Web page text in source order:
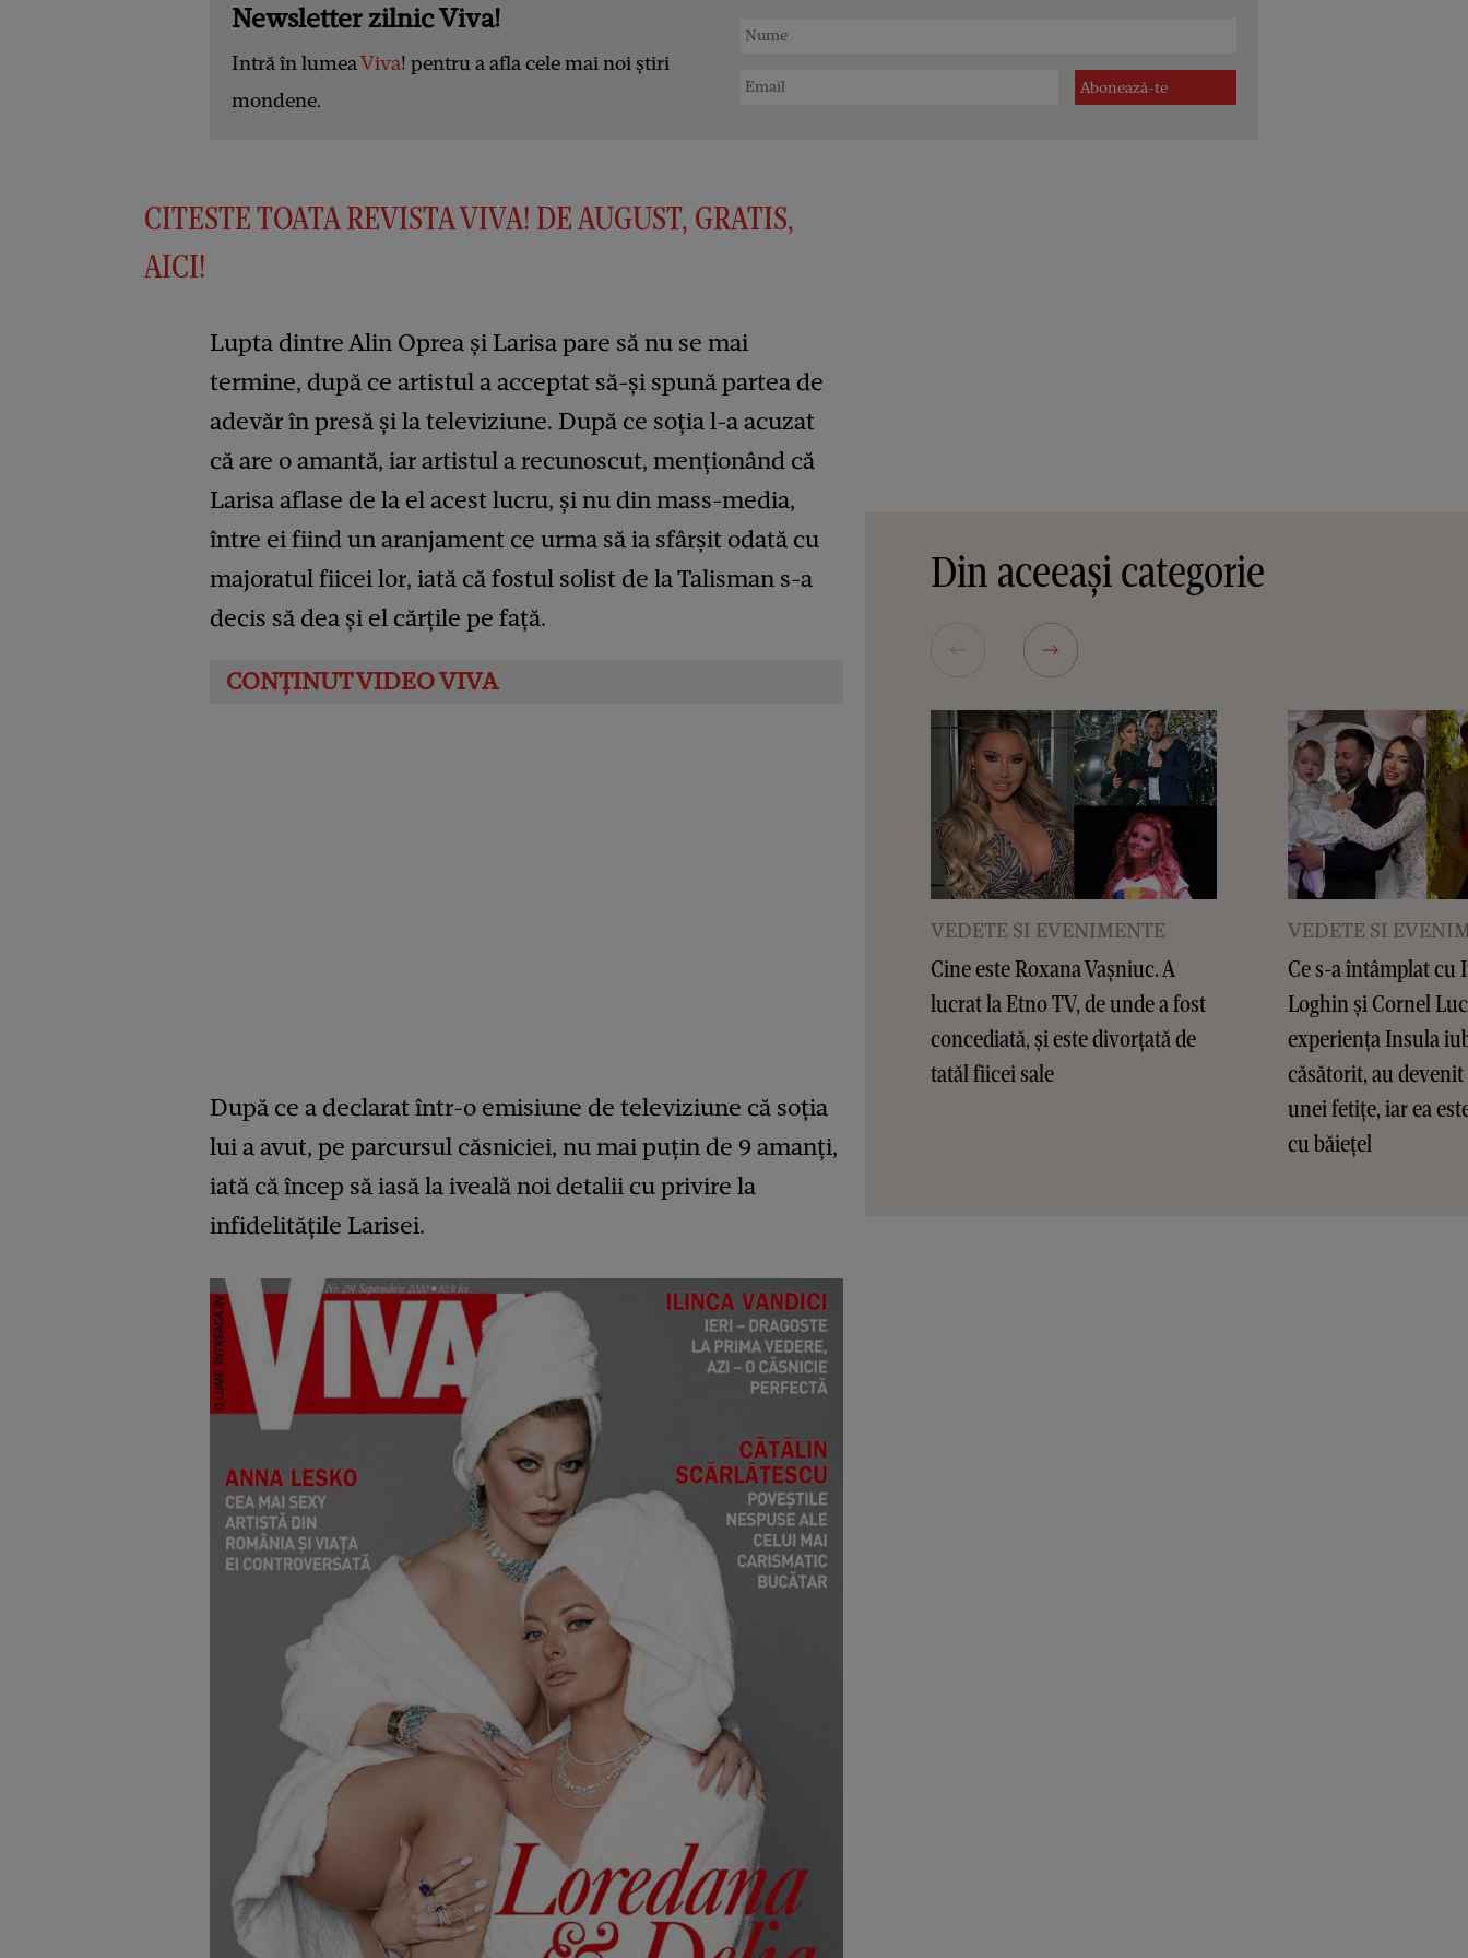
Newsletter zilnic Viva!
Intră în lumeaViva! pentru a afla cele mai noi știri
mondene.
CITESTE TOATA REVISTA VIVA! DE AUGUST, GRATIS,
AICI!
Lupta dintre Alin Oprea și Larisa pare să nu se mai
termine, după ce artistul a acceptat să-și spună partea de
adevăr în presă și la televiziune. După ce soția l-a acuzat
că are o amantă, iar artistul a recunoscut, menționând că
Larisa aflase de la el acest lucru, și nu din mass-media,
între ei fiind un aranjament ce urma să ia sfârșit odată cu
majoratul fiicei lor, iată că fostul solist de la Talisman s-a
decis să dea și el cărțile pe față.
După ce a declarat într-o emisiune de televiziune că soția
lui a avut, pe parcursul căsniciei, nu mai puțin de 9 amanți,
iată că încep să iasă la iveală noi detalii cu privire la
infidelitățile Larisei.
Din aceeași categorie
VEDETE SI EVENIMENTE
Cine este Roxana Vașniuc. A
lucrat la Etno TV, de unde a fost
concediată, și este divorțată de
tatăl fiicei sale
VEDETE SI
Ce s-a întâmplat cu
Loghin și Cornel
experiența Insula
căsătorit, au
unei fetițe, iar ea
cu băiețel